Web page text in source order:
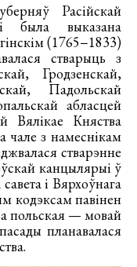
Расійскай
была выказана
(1765−1833)
стварыць з
Гродзенскай,
Падольскай
абласцей
Вялікае Княства
чале з намеснікам
стварэнне
канцылярыі ў
і Вярхоўнага
кодэксам павінен
польская — мовай
планавалася